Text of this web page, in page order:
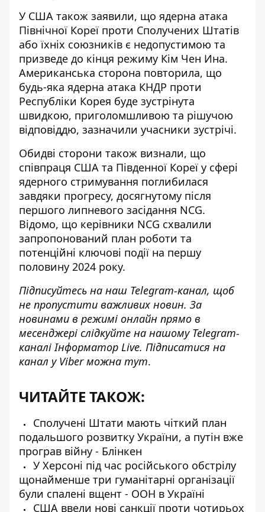
У США також заявили, що ядерна атака
Північної Кореї проти Сполучених Штатів
або їхніх союзників є недопустимою та
призведе до кінця режиму Кім Чен Ина.
Американська сторона повторила, що
будь-яка ядерна атака КНДР проти
Республіки Корея буде зустрінута
швидкою, приголомшливою та рішучою
відповіддю, зазначили учасники зустрічі.
Обидві сторони також визнали, що
співпраця США та Південної Кореї у сфері
ядерного стримування поглибилася
завдяки прогресу, досягнутому після
першого липневого засідання NCG.
Відомо, що керівники NCG схвалили
запропонований план роботи та
потенційні ключові події на першу
половину 2024 року.
Підписуйтесь на наш Telegram-канал, щоб
не пропустити важливих новин. За
новинами в режимі онлайн прямо в
месенджері слідкуйте на нашому Telegram-
каналіІнформатор Live. Підписатися на
канал у Viber можна тут.
ЧИТАЙТЕ ТАКОЖ:
Сполучені Штати мають чіткий план
подальшого розвитку України, а путін вже
програв війну - Блінкен
У Херсоні під час російського обстрілу
щонайменше три гуманітарні організації
були спалені вщент - ООН в Україні
США ввели нові санкції проти чотирьох